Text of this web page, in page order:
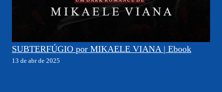
SUBTERFÚGIO por MIKAELE VIANA | Ebook
13 de abr de 2025